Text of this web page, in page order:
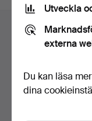
Hjälp och kontakt
Kontakta support
Betalningsalternativ
Vi skickar med
Utveckla
externa
Du kan läsa
dina